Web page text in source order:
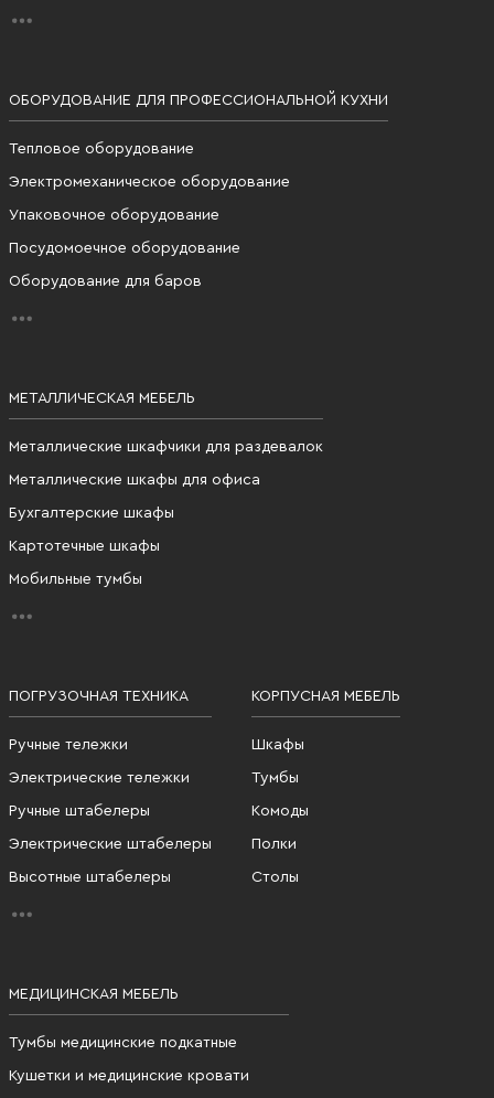
ОБОРУДОВАНИЕ ДЛЯ ПРОФЕССИОНАЛЬНОЙ КУХНИ
Тепловое оборудование
Электромеханическое оборудование
Упаковочное оборудование
Посудомоечное оборудование
Оборудование для баров
МЕТАЛЛИЧЕСКАЯ МЕБЕЛЬ
Металлические шкафчики для раздевалок
Металлические шкафы для офиса
Бухгалтерские шкафы
Картотечные шкафы
Мобильные тумбы
ПОГРУЗОЧНАЯ ТЕХНИКА
Ручные тележки
Электрические тележки
Ручные штабелеры
Электрические штабелеры
Высотные штабелеры
КОРПУСНАЯ МЕБЕЛЬ
Шкафы
Тумбы
Комоды
Полки
Столы
МЕДИЦИНСКАЯ МЕБЕЛЬ
Тумбы медицинские подкатные
Кушетки и медицинские кровати